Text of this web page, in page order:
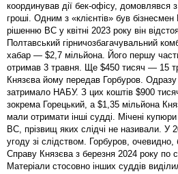
координував дії бек-офісу, домовлявся
гроші. Одним з «клієнтів» був
рішенню ВС у квітні 2023 року він
Полтавський гірничозбагачувальний
хабар — $2,7 мільйона. Його першу
отримав 3 травня. Ще $450 тисяч — 15
Князєва йому передав Горбуров. Одразу
затримало НАБУ. З цих коштів $900
зокрема Горецький, а $1,35 мільйона
мали отримати інші судді. Мічені
ВС, прізвищ яких слідчі не називали. У
угоду зі слідством. Горбуров,
Справу Князєва з березня 2024 року по
Матеріали стосовно інших суддів